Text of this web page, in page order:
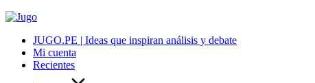
JUGO.PE | Ideas que inspiran análisis y debate
Mi cuenta
Recientes